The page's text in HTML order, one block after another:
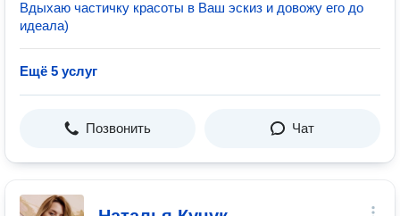
Вдыхаю частичку красоты в Ваш эскиз и довожу его до
идеала)
Ещё 5 услуг
Позвонить Чат